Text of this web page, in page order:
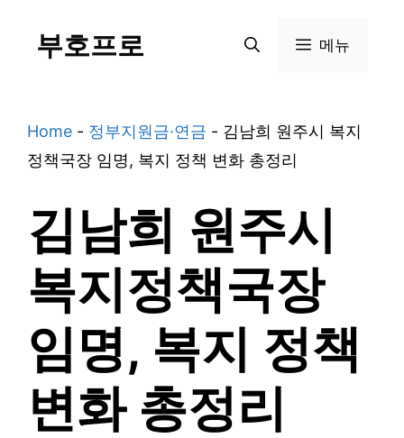
부호프로 메뉴
Home - 정부지원금·연금 - 김남희 원주시 복지
정책국장 임명, 복지 정책 변화 총정리
김남희 원주시
복지정책국장
임명, 복지 정책
변화 총정리